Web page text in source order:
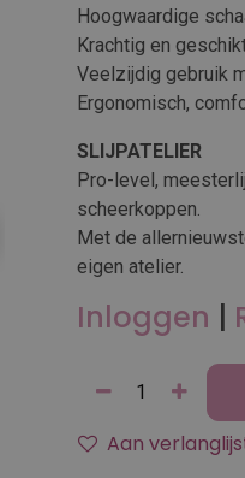
Hoogwaardige
Krachtig en
Veelzijdig gebruik
Ergonomisch,
SLIJPATELIER
Pro-level,
scheerkoppen.
Met de
eigen atelier.
Inloggen |
Aan